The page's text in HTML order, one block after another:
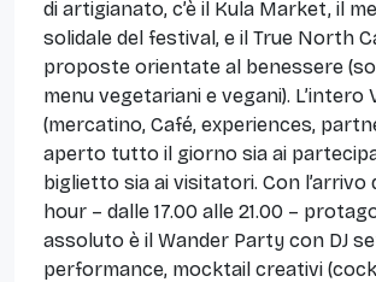
di artigianato, c’è il Kula Market, il
solidale del festival, e il True North
proposte orientate al benessere
menu vegetariani e vegani). L’intero
(mercatino, Café, experiences,
aperto tutto il giorno sia ai
biglietto sia ai visitatori. Con l’arrivo
hour – dalle 17.00 alle 21.00 –
assoluto è il Wander Party con DJ
performance, mocktail creativi